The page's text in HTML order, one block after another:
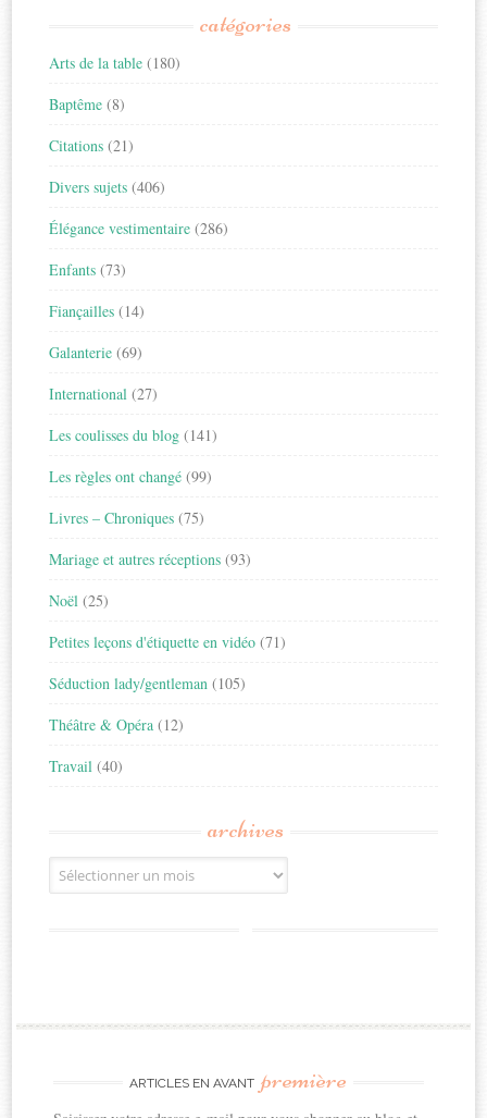
catégories
Arts de la table (180)
Baptême (8)
Citations (21)
Divers sujets (406)
Élégance vestimentaire (286)
Enfants (73)
Fiançailles (14)
Galanterie (69)
International (27)
Les coulisses du blog (141)
Les règles ont changé (99)
Livres – Chroniques (75)
Mariage et autres réceptions (93)
Noël (25)
Petites leçons d'étiquette en vidéo (71)
Séduction lady/gentleman (105)
Théâtre & Opéra (12)
Travail (40)
archives
Archives
ARTICLES EN AVANT première